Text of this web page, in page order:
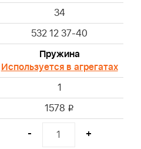
34
532 12 37-40
Пружина
Используется в агрегатах
1
1578 i
- +